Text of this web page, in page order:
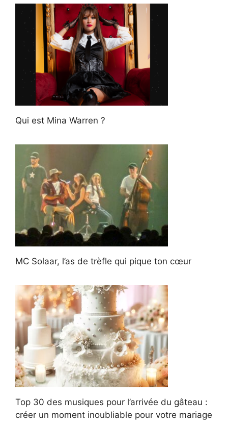
Qui est Mina Warren ?
MC Solaar, l’as de trèfle qui pique ton cœur
Top 30 des musiques pour l’arrivée du gâteau :
créer un moment inoubliable pour votre mariage